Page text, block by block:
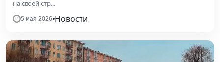
на своей стр...
5 мая 2026•Новости